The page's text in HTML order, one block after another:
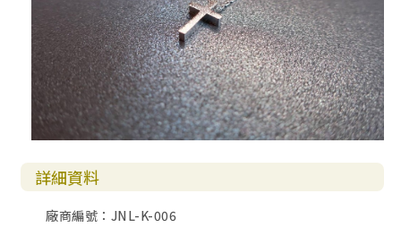
詳細資料
廠商編號：JNL-K-006